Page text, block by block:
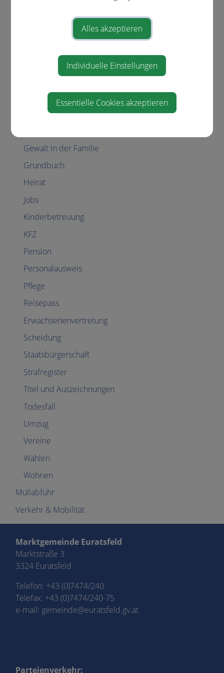
Coronavirus
Erben und Vererben
Führerschein
Geburt
Gewalt in der Familie
Grundbuch
Heirat
Jobs
Kinderbetreuung
KFZ
Pension
Personalausweis
Pflege
Reisepass
Erwachsenenvertretung
Scheidung
Staatsbürgerschaft
Strafregister
Titel und Auszeichnungen
Todesfall
Umzug
Vereine
Wahlen
Wohnen
Müllabfuhr
Verkehr & Mobilität
Marktgemeinde Euratsfeld
Marktstraße 3
3324 Euratsfeld
Telefon: +43 (0)7474/240
Telefax: +43 (0)7474/240-75
e-mail: gemeinde@euratsfeld.gv.at
Parteienverkehr:
Alles akzeptieren
Individuelle Einstellungen
Essentielle Cookies akzeptieren